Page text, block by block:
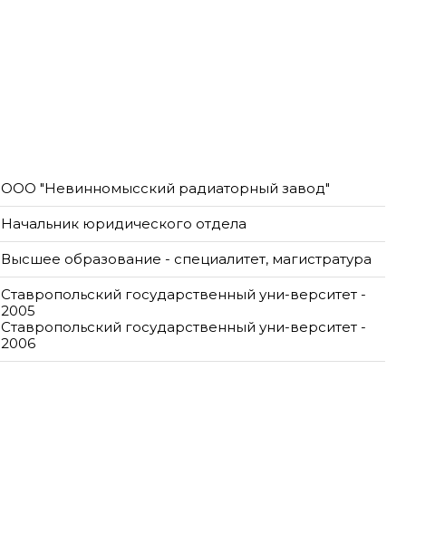
ООО "Невинномысский радиаторный завод"
Начальник юридического отдела
Высшее образование - специалитет, магистратура
Ставропольский государственный уни-верситет -
2005
Ставропольский государственный уни-верситет -
2006